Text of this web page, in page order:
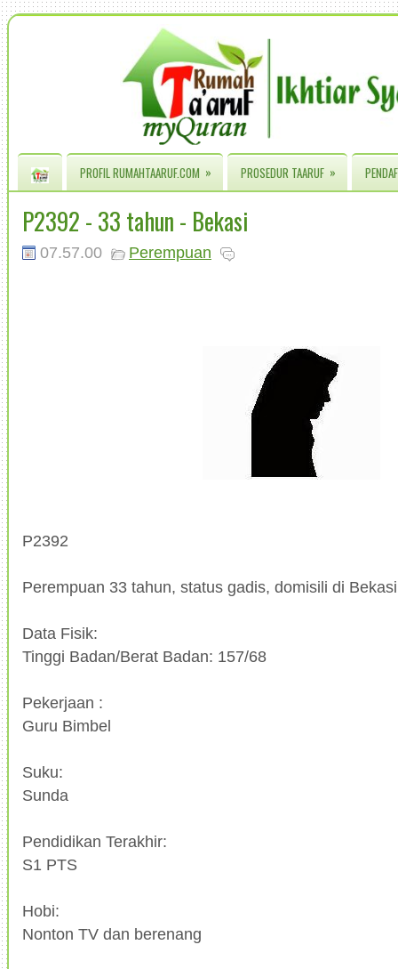
PROFIL RUMAHTAARUF.COM » PROSEDUR TAARUF »
P2392 - 33 tahun - Bekasi
07.57.00 Perempuan
P2392
Perempuan 33 tahun, status gadis, domisili di Bekasi
Data Fisik:
Tinggi Badan/Berat Badan: 157/68
Pekerjaan :
Guru Bimbel
Suku:
Sunda
Pendidikan Terakhir:
S1 PTS
Hobi:
Nonton TV dan berenang